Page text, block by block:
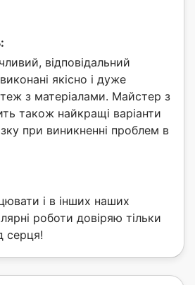
відповідальний
якісно і дуже
з матеріалами. Майстер з
також найкращі варіанти
при виникненні проблем в
і в інших наших
роботи довіряю тільки
серця!